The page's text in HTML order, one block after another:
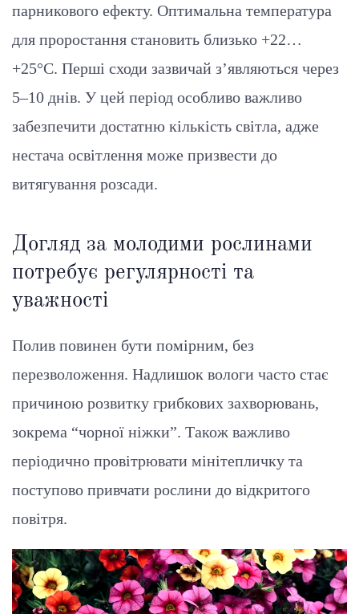
парникового ефекту. Оптимальна температура
для проростання становить близько +22…
+25°C. Перші сходи зазвичай з’являються через
5–10 днів. У цей період особливо важливо
забезпечити достатню кількість світла, адже
нестача освітлення може призвести до
витягування розсади.
Догляд за молодими рослинами
потребує регулярності та
уважності
Полив повинен бути помірним, без
перезволоження. Надлишок вологи часто стає
причиною розвитку грибкових захворювань,
зокрема “чорної ніжки”. Також важливо
періодично провітрювати мінітепличку та
поступово привчати рослини до відкритого
повітря.